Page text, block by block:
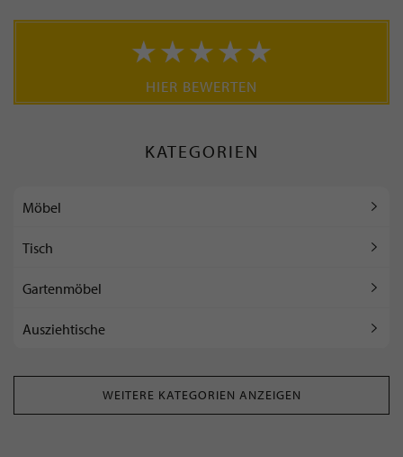
HIER BEWERTEN
KATEGORIEN
Möbel
Tisch
Gartenmöbel
Ausziehtische
WEITERE KATEGORIEN ANZEIGEN